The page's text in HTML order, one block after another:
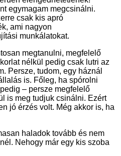
egymagam megcsinálni.
csak kis apró
ami nagyon
munkálatokat.
megtanulni, megfelelő
nélkül pedig csak lutri az
Persze, tudom, egy háznál
is. Főleg, ha spórolni
– persze megfelelő
is meg tudjuk csinálni. Ezért
jó érzés volt. Még akkor is, ha
haladok tovább és nem
Nehogy már egy kis szoba